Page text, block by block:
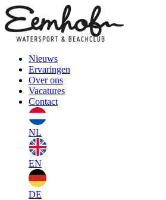
Nieuws
Ervaringen
Over ons
Vacatures
Contact
NL
EN
DE